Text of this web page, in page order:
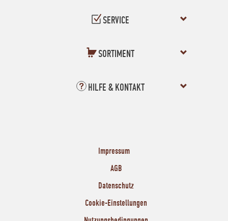
SERVICE
SORTIMENT
HILFE & KONTAKT
Impressum
AGB
Datenschutz
Cookie-Einstellungen